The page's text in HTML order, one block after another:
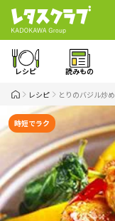
レシピ 読みもの
レシピ とりのバジル炒め
時短でラク